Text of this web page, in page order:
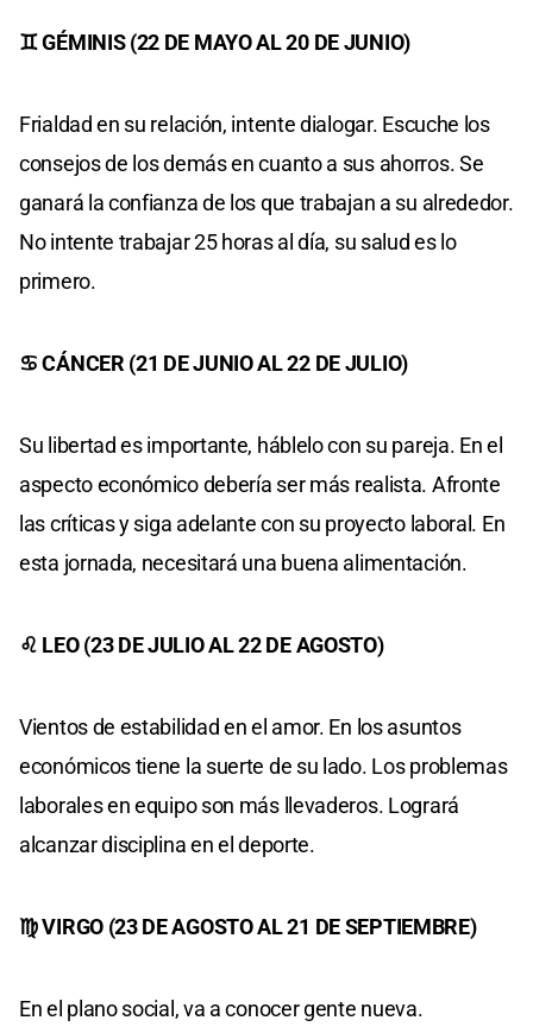
♊ GÉMINIS (22 DE MAYO AL 20 DE JUNIO)
Frialdad en su relación, intente dialogar. Escuche los
consejos de los demás en cuanto a sus ahorros. Se
ganará la confianza de los que trabajan a su alrededor.
No intente trabajar 25 horas al día, su salud es lo
primero.
♋ CÁNCER (21 DE JUNIO AL 22 DE JULIO)
Su libertad es importante, háblelo con su pareja. En el
aspecto económico debería ser más realista. Afronte
las críticas y siga adelante con su proyecto laboral. En
esta jornada, necesitará una buena alimentación.
♌ LEO (23 DE JULIO AL 22 DE AGOSTO)
Vientos de estabilidad en el amor. En los asuntos
económicos tiene la suerte de su lado. Los problemas
laborales en equipo son más llevaderos. Logrará
alcanzar disciplina en el deporte.
♍ VIRGO (23 DE AGOSTO AL 21 DE SEPTIEMBRE)
En el plano social, va a conocer gente nueva.